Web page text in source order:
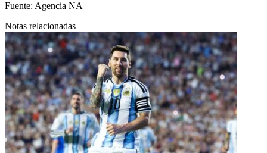
Fuente: Agencia NA
Notas relacionadas